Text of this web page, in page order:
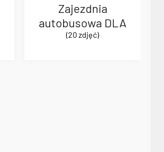
Zajezdnia
autobusowa DLA
(20 zdjęć)